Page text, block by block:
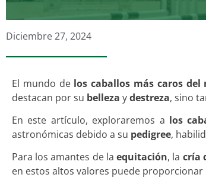
Diciembre 27, 2024
El mundo de los caballos más caros del
destacan por su belleza ydestreza, sino
En este artículo, exploraremos a los
astronómicas debido a su pedigree,
Para los amantes de laequitación, la cría
en estos altos valores puede